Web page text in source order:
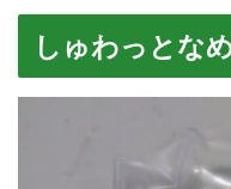
しゅわっとな